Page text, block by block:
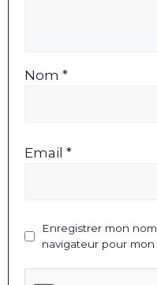
Nom *
Email *
Enregistrer mon
navigateur pour